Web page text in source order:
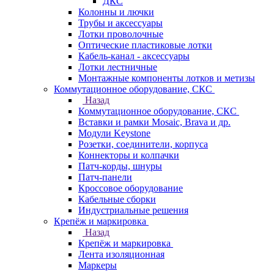
Колонны и лючки
Трубы и аксессуары
Лотки проволочные
Оптические пластиковые лотки
Кабель-канал - аксессуары
Лотки лестничные
Монтажные компоненты лотков и метизы
Коммутационное оборудование, СКС
Назад
Коммутационное оборудование, СКС
Вставки и рамки Mosaic, Brava и др.
Модули Keystone
Розетки, соединители, корпуса
Коннекторы и колпачки
Патч-корды, шнуры
Патч-панели
Кроссовое оборудование
Кабельные сборки
Индустриальные решения
Крепёж и маркировка
Назад
Крепёж и маркировка
Лента изоляционная
Маркеры